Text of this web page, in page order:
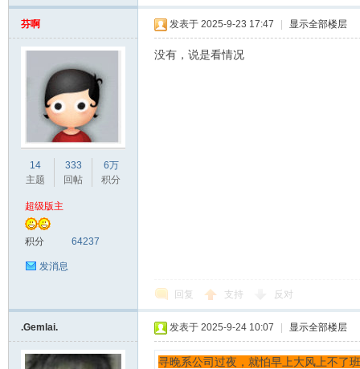
芬啊
14
主题
333
回帖
6万
积分
超级版主
积分 64237
发消息
发表于 2025-9-23 17:47 显示全部楼层
没有，说是看情况
回复 支持 反对
.Gemlai. 发表于 2025-9-24 10:07 显示全部楼层
寻晚系公司过夜，就怕早上大风上不了